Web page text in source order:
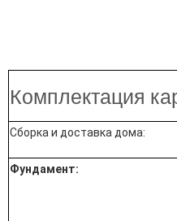
Комплектация
Сборка и доставка дома:
Фундамент: